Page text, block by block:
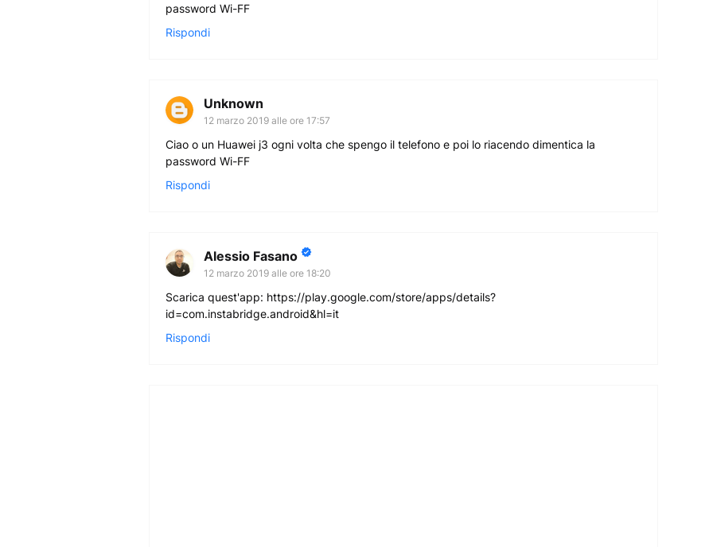
password Wi-FF
Rispondi
Unknown
12 marzo 2019 alle ore 17:57
Ciao o un Huawei j3 ogni volta che spengo il telefono e poi lo riacendo dimentica la
password Wi-FF
Rispondi
Alessio Fasano
12 marzo 2019 alle ore 18:20
Scarica quest'app: https://play.google.com/store/apps/details?
id=com.instabridge.android&hl=it
Rispondi